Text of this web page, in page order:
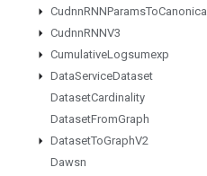
CudnnRNNParamsToCanonical
CudnnRNNV3
CumulativeLogsumexp
DataServiceDataset
DatasetCardinality
DatasetFromGraph
DatasetToGraphV2
Dawsn